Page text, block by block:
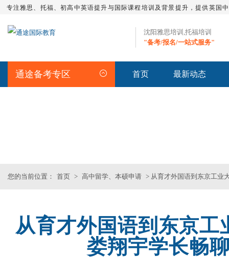
专注雅思、托福、初高中英语提升与国际课程培训及背景提升，提供英国
沈阳雅思培训,托福培训
"备考/报名/一站式服务"
通途备考专区 首页 最新动态
您的当前位置： 首页 > 高中留学、本硕申请 > 从育才外国语到东京工
从育才外国语到东京
娄翔宇学长畅
沈阳SAT精品课程 SAT全程班